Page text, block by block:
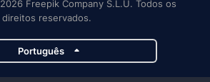
Freepik Company S.L.U. Todos os
direitos reservados.
Português